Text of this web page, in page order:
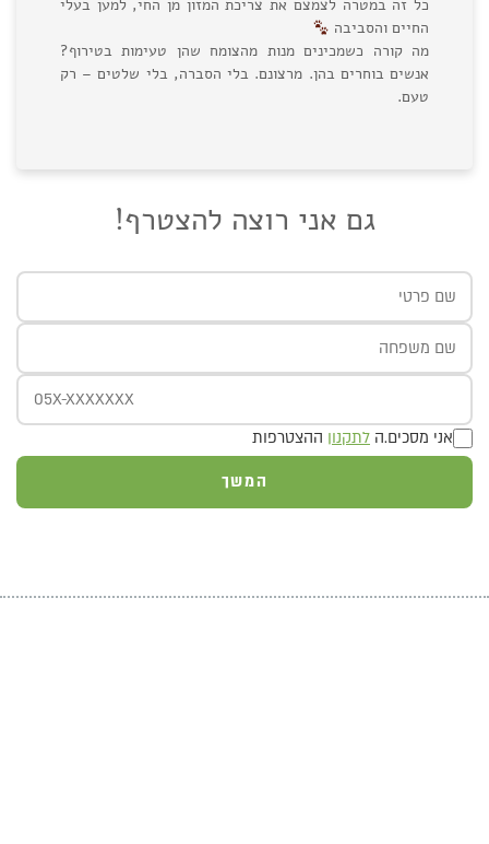
כל זה במטרה לצמצם את צריכת המזון מן החי, למען בעלי
החיים והסביבה
מה קורה כשמכינים מנות מהצומח שהן טעימות בטירוף?
אנשים בוחרים בהן. מרצונם. בלי הסברה, בלי שלטים – רק
טעם.
גם אני רוצה להצטרף!
אני מסכים.ה לתקנון ההצטרפות
המשך
אנחנו מחלקים לכם